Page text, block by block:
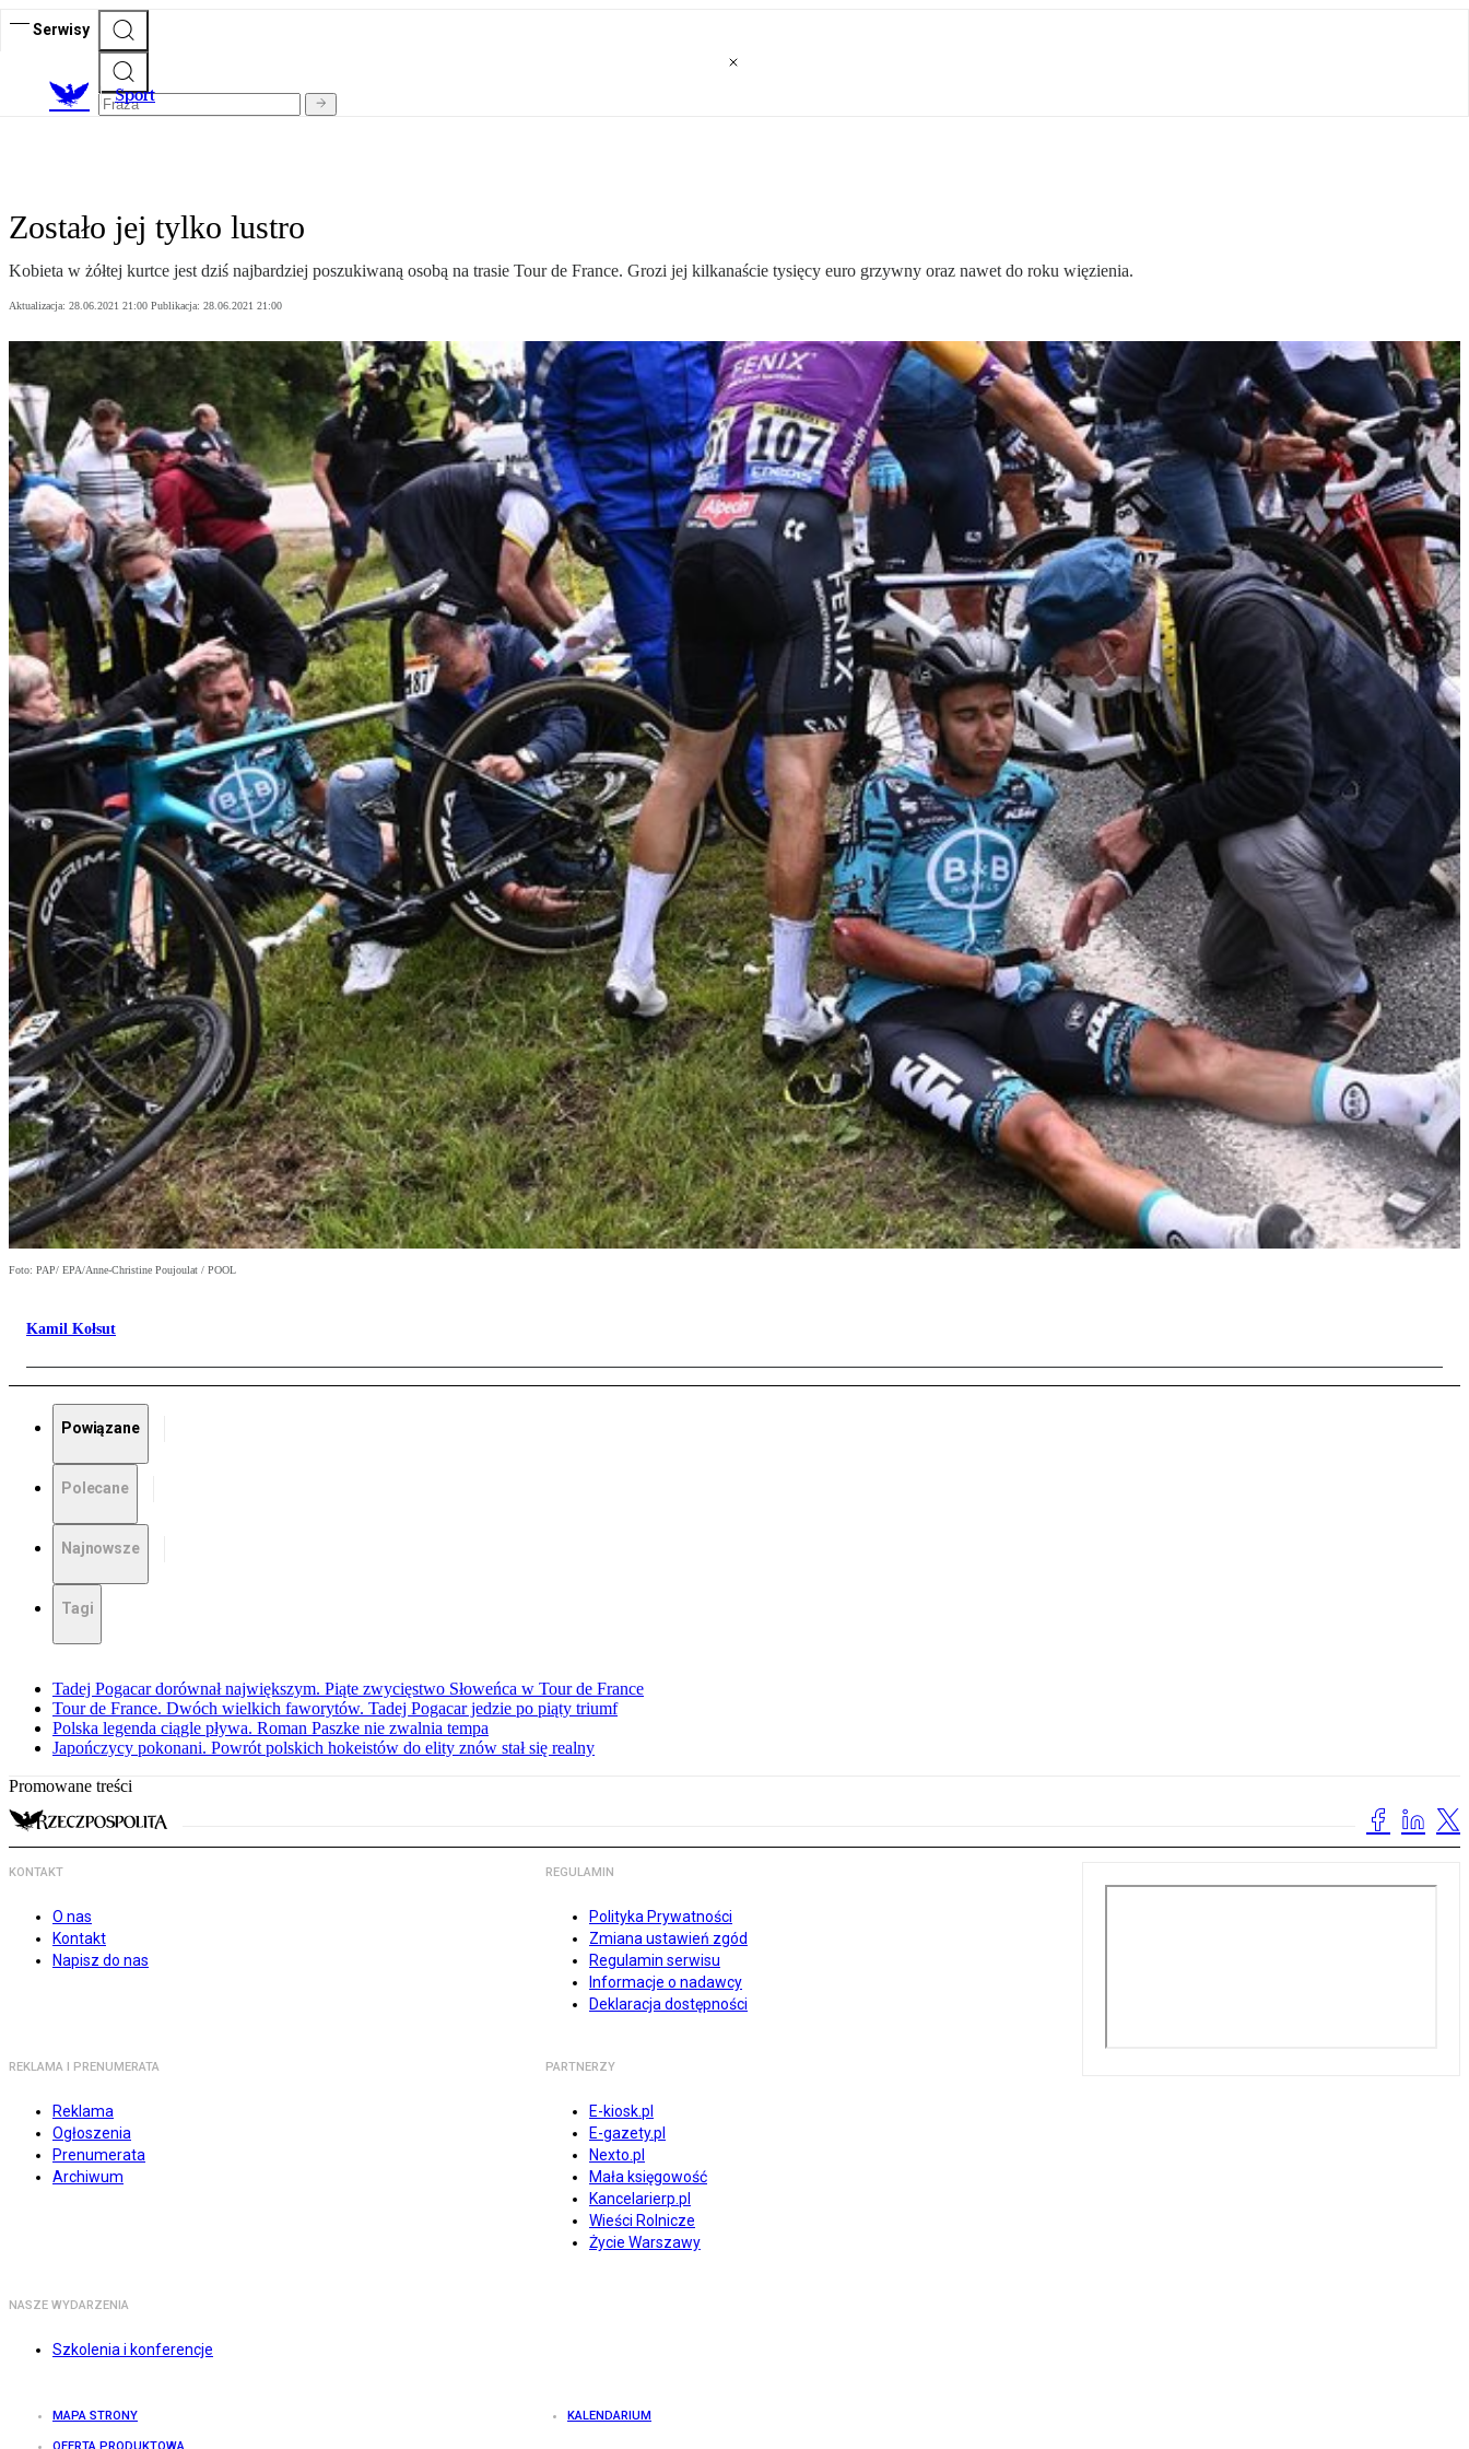
Serwisy
Sport
Zostało jej tylko lustro
Kobieta w żółtej kurtce jest dziś najbardziej poszukiwaną osobą na trasie Tour de France. Grozi jej kilkanaście tysięcy euro grzywny oraz nawet do roku więzienia.
Aktualizacja: 28.06.2021 21:00 Publikacja: 28.06.2021 21:00
Foto: PAP/ EPA/Anne-Christine Poujoulat / POOL
Kamil Kołsut
Powiązane
Polecane
Najnowsze
Tagi
Tadej Pogacar dorównał największym. Piąte zwycięstwo Słoweńca w Tour de France
Tour de France. Dwóch wielkich faworytów. Tadej Pogacar jedzie po piąty triumf
Polska legenda ciągle pływa. Roman Paszke nie zwalnia tempa
Japończycy pokonani. Powrót polskich hokeistów do elity znów stał się realny
Promowane treści
KONTAKT
O nas
Kontakt
Napisz do nas
REGULAMIN
Polityka Prywatności
Zmiana ustawień zgód
Regulamin serwisu
Informacje o nadawcy
Deklaracja dostępności
REKLAMA I PRENUMERATA
Reklama
Ogłoszenia
Prenumerata
Archiwum
PARTNERZY
E-kiosk.pl
E-gazety.pl
Nexto.pl
Mała księgowość
Kancelarierp.pl
Wieści Rolnicze
Życie Warszawy
NASZE WYDARZENIA
Szkolenia i konferencje
MAPA STRONY KALENDARIUM